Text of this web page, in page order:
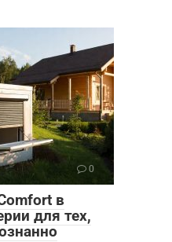
0
в
для тех,